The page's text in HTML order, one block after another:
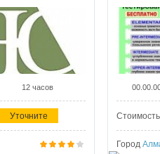
12 часов
Уточните
Город